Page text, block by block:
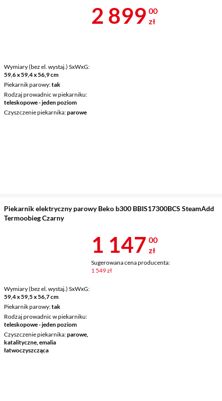
Wymiary (bez el. wystaj.) SxWxG
59,6 x 59,4 x 56,9 cm
Piekarnik parowy tak
Rodzaj prowadnic w piekarniku
teleskopowe - jeden poziom
Czyszczenie piekarnika parowe
Cena 2 899 zł
2 899 00
zł
Piekarnik elektryczny parowy Beko b300 BBIS17300BCS SteamAdd
Termoobieg Czarny
Wymiary (bez el. wystaj.) SxWxG
59,4 x 59,5 x 56,7 cm
Piekarnik parowy tak
Rodzaj prowadnic w piekarniku
teleskopowe - jeden poziom
Czyszczenie piekarnika parowe,
katalityczne, emalia
łatwoczyszcząca
Cena 1 147 zł
1 147 00
zł
Sugerowana cena producenta:
1 549 zł